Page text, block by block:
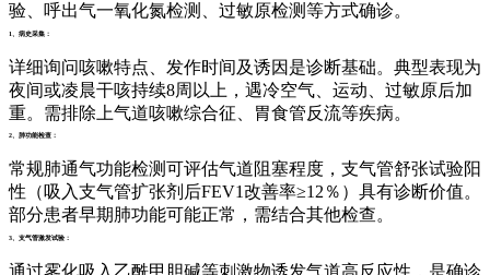
验、呼出气一氧化氮检测、过敏原检测等方式确诊。
1、病史采集：
详细询问咳嗽特点、发作时间及诱因是诊断基础。典型表现为
夜间或凌晨干咳持续8周以上，遇冷空气、运动、过敏原后加
重。需排除上气道咳嗽综合征、胃食管反流等疾病。
2、肺功能检查：
常规肺通气功能检测可评估气道阻塞程度，支气管舒张试验阳
性（吸入支气管扩张剂后FEV1改善率≥12％）具有诊断价值。
部分患者早期肺功能可能正常，需结合其他检查。
3、支气管激发试验：
通过雾化吸入乙酰甲胆碱等刺激物诱发气道高反应性，是确诊